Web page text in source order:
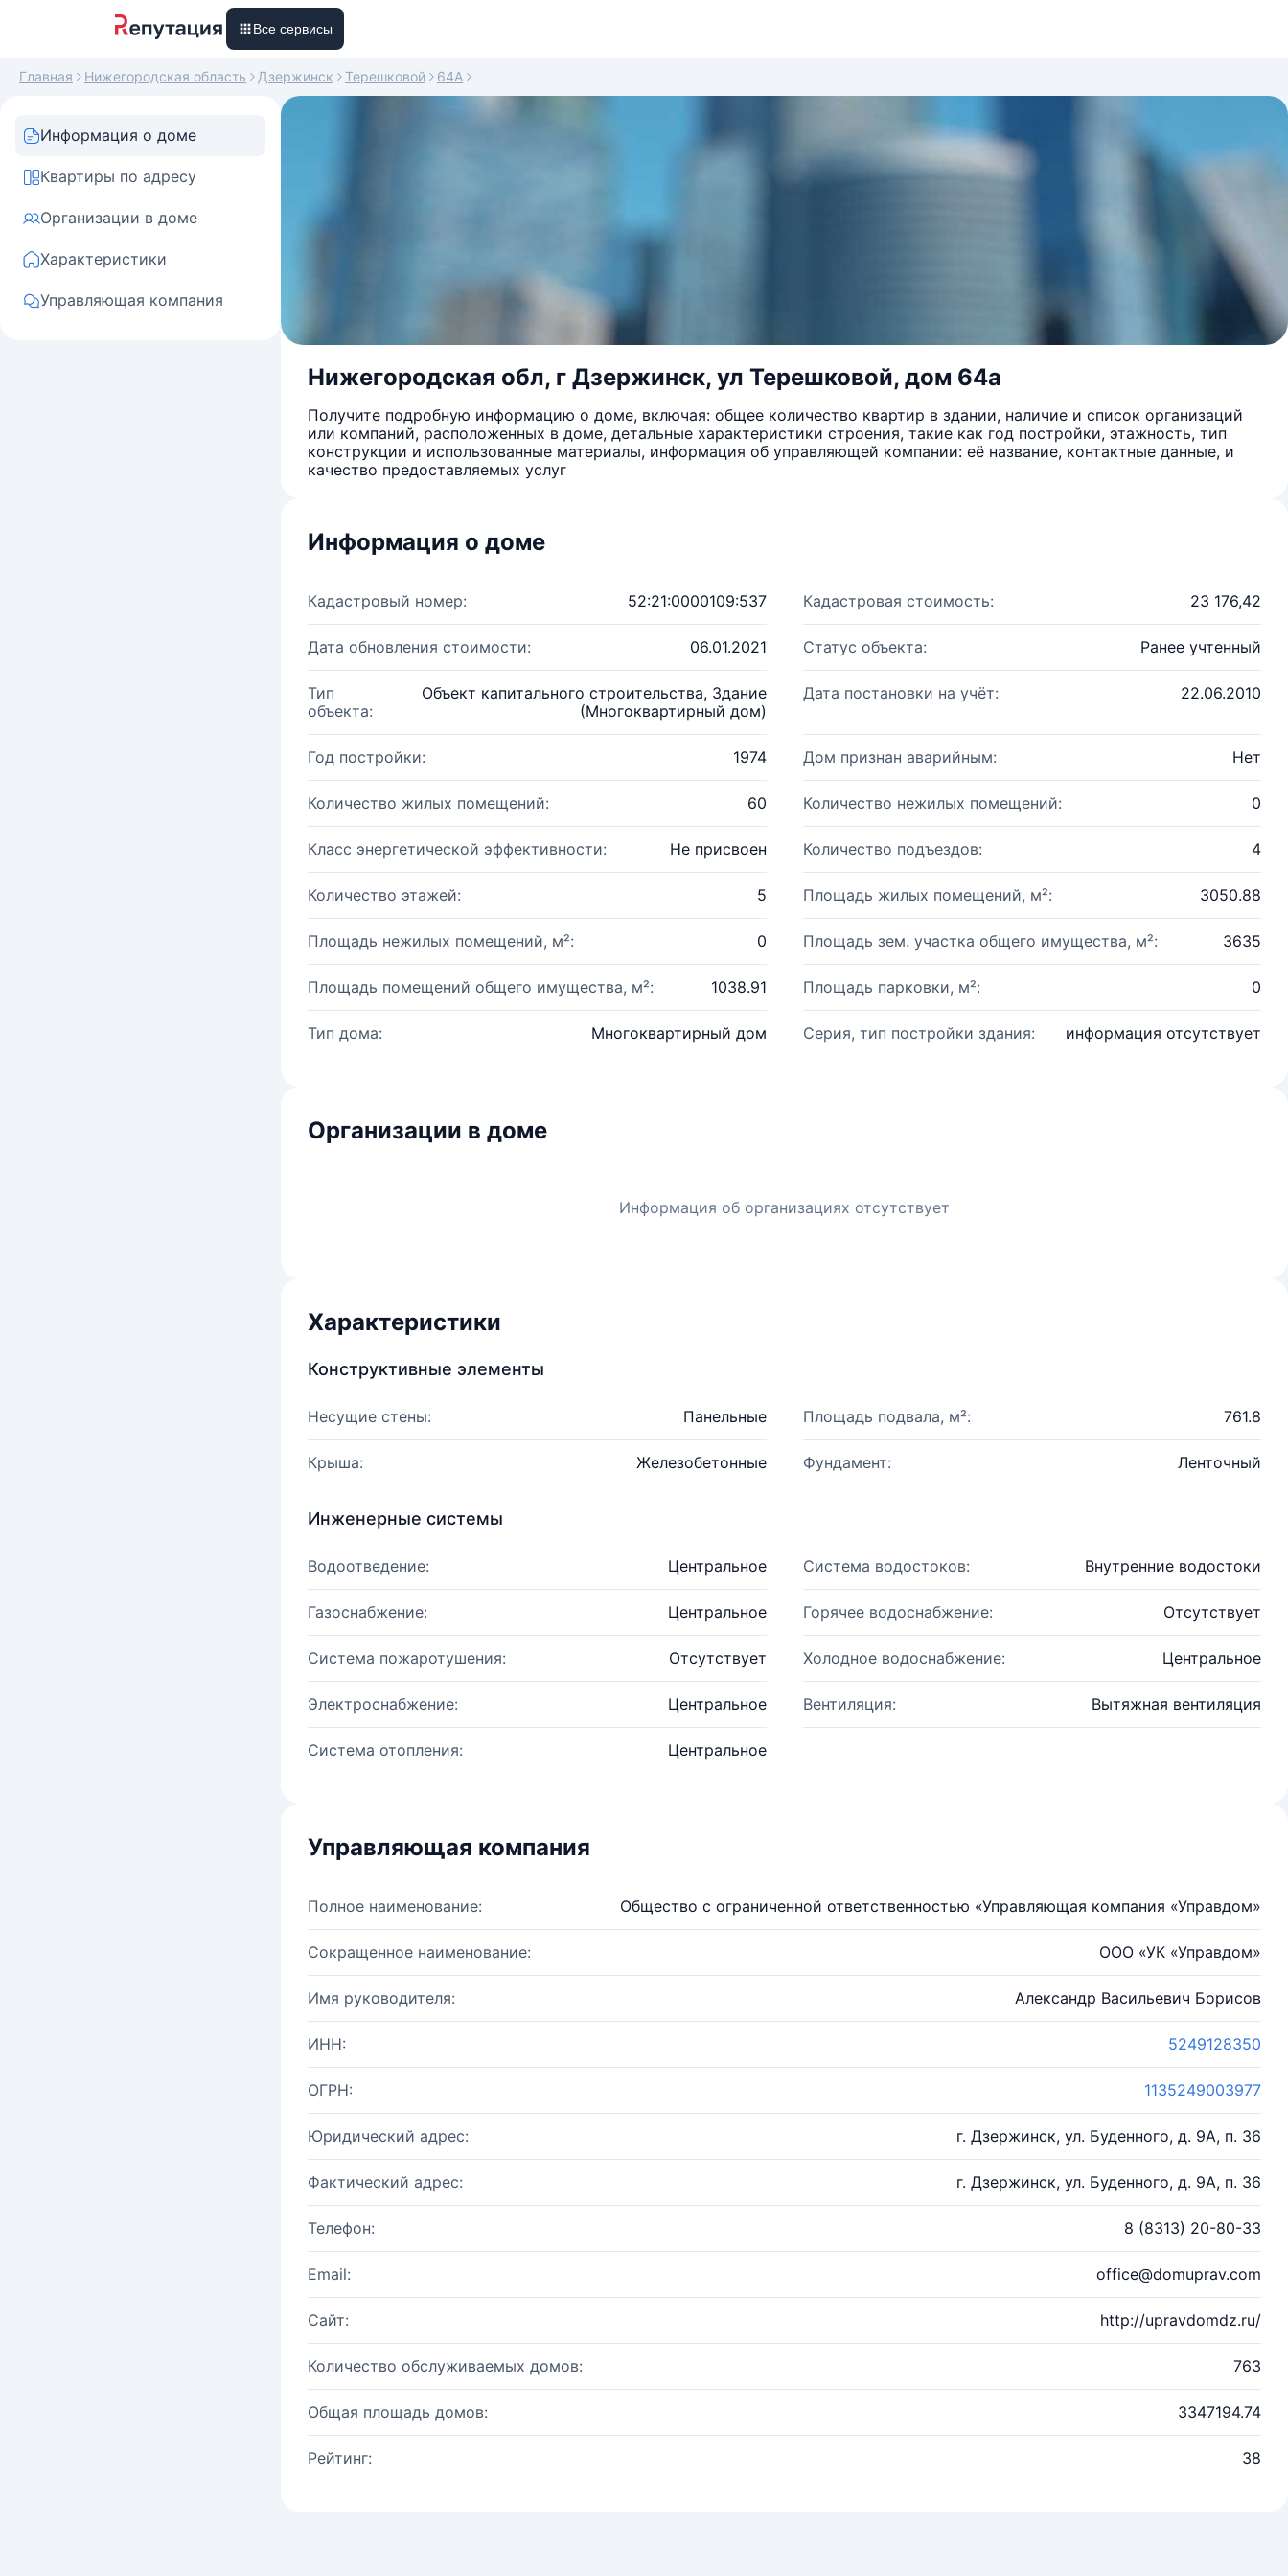
Все сервисы
Главная Нижегородская область Дзержинск Терешковой 64А
Информация о доме
Квартиры по адресу
Организации в доме
Характеристики
Управляющая компания
Нижегородская обл, г Дзержинск, ул Терешковой, дом 64а
Получите подробную информацию о доме, включая: общее количество квартир в здании, наличие и список организаций
или компаний, расположенных в доме, детальные характеристики строения, такие как год постройки, этажность, тип
конструкции и использованные материалы, информация об управляющей компании: её название, контактные данные, и
качество предоставляемых услуг
Информация о доме
Кадастровый номер: 52:21:0000109:537 Кадастровая стоимость: 23 176,42
Дата обновления стоимости: 06.01.2021 Статус объекта: Ранее учтенный
Тип
объекта:
Объект капитального строительства, Здание
(Многоквартирный дом)
Дата постановки на учёт: 22.06.2010
Год постройки: 1974 Дом признан аварийным: Нет
Количество жилых помещений: 60 Количество нежилых помещений: 0
Класс энергетической эффективности: Не присвоен Количество подъездов: 4
Количество этажей: 5 Площадь жилых помещений, м²: 3050.88
Площадь нежилых помещений, м²: 0 Площадь зем. участка общего имущества, м²: 3635
Площадь помещений общего имущества, м²: 1038.91 Площадь парковки, м²: 0
Тип дома: Многоквартирный дом Серия, тип постройки здания: информация отсутствует
Организации в доме
Информация об организациях отсутствует
Характеристики
Конструктивные элементы
Несущие стены: Панельные Площадь подвала, м²: 761.8
Крыша: Железобетонные Фундамент: Ленточный
Инженерные системы
Водоотведение: Центральное Система водостоков: Внутренние водостоки
Газоснабжение: Центральное Горячее водоснабжение: Отсутствует
Система пожаротушения: Отсутствует Холодное водоснабжение: Центральное
Электроснабжение: Центральное Вентиляция: Вытяжная вентиляция
Система отопления: Центральное
Управляющая компания
Полное наименование: Общество с ограниченной ответственностью «Управляющая компания «Управдом»
Сокращенное наименование: ООО «УК «Управдом»
Имя руководителя: Александр Васильевич Борисов
ИНН: 5249128350
ОГРН: 1135249003977
Юридический адрес: г. Дзержинск, ул. Буденного, д. 9А, п. 36
Фактический адрес: г. Дзержинск, ул. Буденного, д. 9А, п. 36
Телефон: 8 (8313) 20-80-33
Email: office@domuprav.com
Сайт: http://upravdomdz.ru/
Количество обслуживаемых домов: 763
Общая площадь домов: 3347194.74
Рейтинг: 38